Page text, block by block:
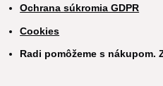
Ochrana súkromia GDPR
Cookies
Radi pomôžeme s nákupom.